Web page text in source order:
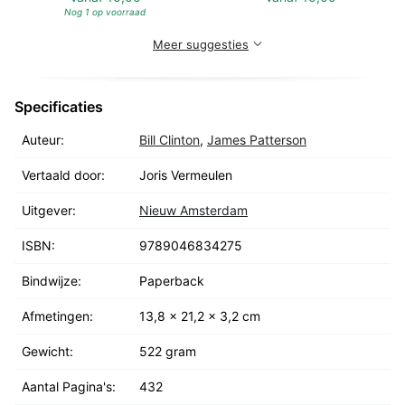
bestsellerauteurs van President vermist en De dochter
Nog 1 op voorraad
Meer suggesties
Specificaties
Auteur: Bill Clinton, James Patterson
Vertaald door: Joris Vermeulen
Uitgever: Nieuw Amsterdam
ISBN: 9789046834275
Bindwijze: Paperback
Afmetingen: 13,8 x 21,2 x 3,2 cm
Gewicht: 522 gram
Aantal Pagina's: 432